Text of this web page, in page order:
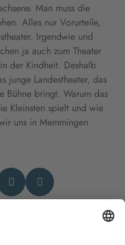
Man muss die
Alles nur Vorurteile,
Irgendwie und
ja auch zum Theater
der Kindheit. Deshalb
junge Landestheater, das
Bühne bringt. Warum das
Kleinsten spielt und wie
uns in Memmingen